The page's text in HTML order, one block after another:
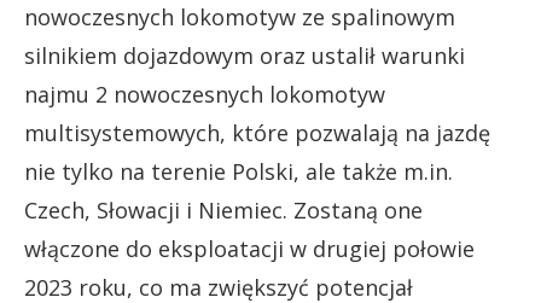
nowoczesnych lokomotyw ze spalinowym
silnikiem dojazdowym oraz ustalił warunki
najmu 2 nowoczesnych lokomotyw
multisystemowych, które pozwalają na jazdę
nie tylko na terenie Polski, ale także m.in.
Czech, Słowacji i Niemiec. Zostaną one
włączone do eksploatacji w drugiej połowie
2023 roku, co ma zwiększyć potencjał